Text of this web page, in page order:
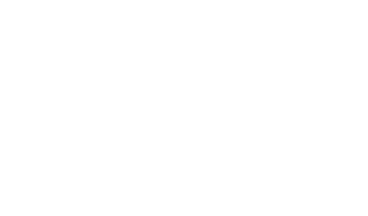
категории
категории